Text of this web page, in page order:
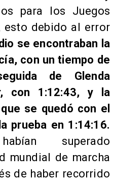
para los Juegos
esto debido al error
se encontraban la
con un tiempo de
de Glenda
con 1:12:43, y la
se quedó con el
prueba en 1:14:16.
superado
mundial de marcha
de haber recorrido